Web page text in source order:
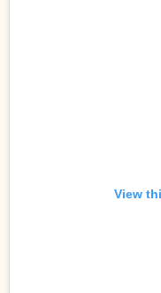
View